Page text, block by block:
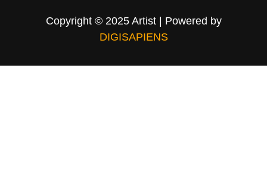
Copyright © 2025 Artist | Powered by
DIGISAPIENS